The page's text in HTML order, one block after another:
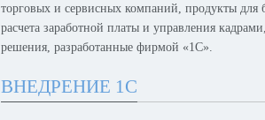
торговых и сервисных компаний, продукты для
расчета заработной платы и управления
решения, разработанные фирмой «1С».
ВНЕДРЕНИЕ 1С